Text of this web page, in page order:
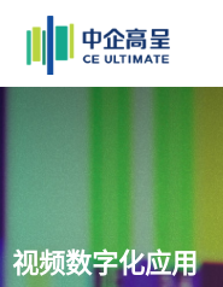
视频数字化应用